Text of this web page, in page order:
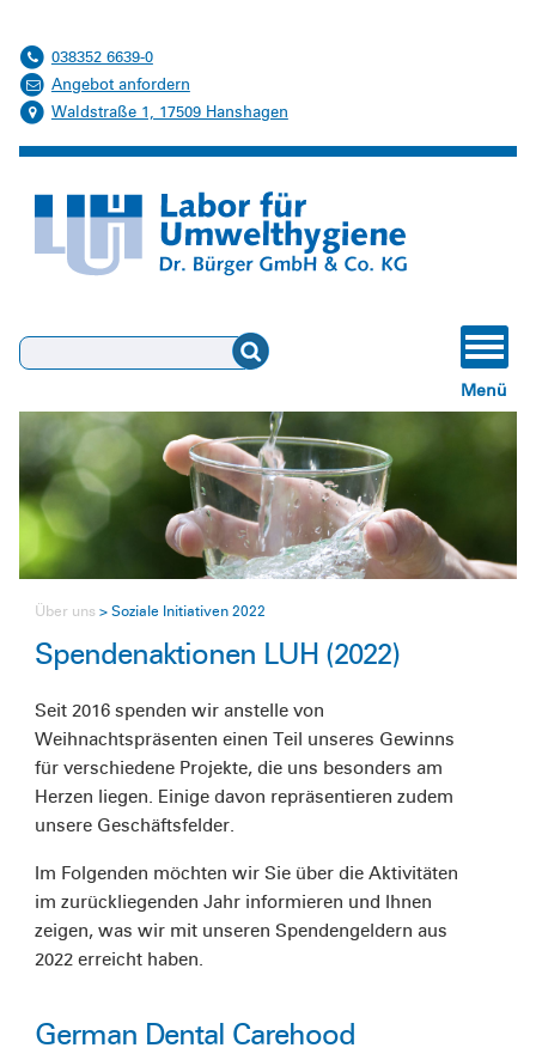
038352 6639-0
Angebot anfordern
Waldstraße 1, 17509 Hanshagen
Suchen
Menü
Über uns Soziale Initiativen 2022
Spendenaktionen LUH (2022)
Seit 2016 spenden wir anstelle von
Weihnachtspräsenten einen Teil unseres Gewinns
für verschiedene Projekte, die uns besonders am
Herzen liegen. Einige davon repräsentieren zudem
unsere Geschäftsfelder.
Im Folgenden möchten wir Sie über die Aktivitäten
im zurückliegenden Jahr informieren und Ihnen
zeigen, was wir mit unseren Spendengeldern aus
2022 erreicht haben.
German Dental Carehood